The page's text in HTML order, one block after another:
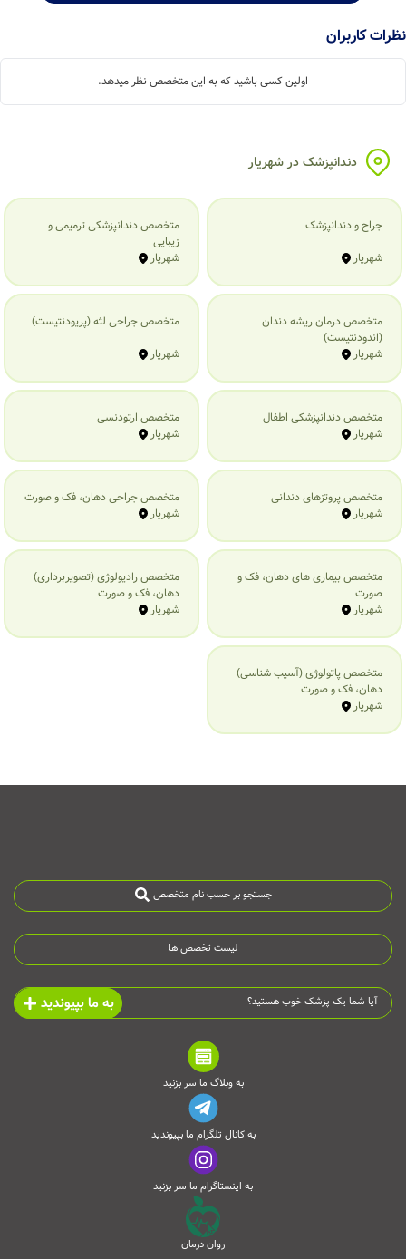
نظرات کاربران
اولین کسی باشید که به این متخصص نظر میدهد.
دندانپزشک در شهریار
جراح و دندانپزشک
شهریار
متخصص دندانپزشکی ترمیمی و
زیبایی
شهریار
متخصص درمان ریشه دندان
(اندودنتیست)
شهریار
متخصص جراحی لثه (پریودنتیست)
شهریار
متخصص دندانپزشکی اطفال
شهریار
متخصص ارتودنسی
شهریار
متخصص پروتزهای دندانی
شهریار
متخصص جراحی دهان، فک و صورت
شهریار
متخصص بیماری‌ های دهان، فک و
صورت
شهریار
متخصص رادیولوژی (تصویربرداری)
دهان، فک و صورت
شهریار
متخصص پاتولوژی (آسیب شناسی)
دهان، فک و صورت
شهریار
جستجو بر حسب نام متخصص
لیست تخصص ها
آیا شما یک پزشک خوب هستید؟ به ما بپیوندید
به وبلاگ ما سر بزنید
به کانال تلگرام ما بپیوندید
به اینستاگرام ما سر بزنید
روان درمان